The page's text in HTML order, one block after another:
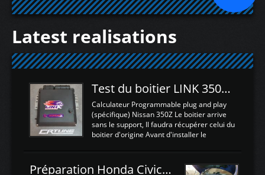
Latest realisations
Test du boitier LINK 350Z Plugin ECU
Calculateur Programmable plug and play
(spécifique) Nissan 350Z Le boitier arrive
sans le support, Il faudra récupérer celui du
boitier d'origine Avant d'installer le
d'envoyer l'information de la large bande
Préparation Honda Civic Type R FK2